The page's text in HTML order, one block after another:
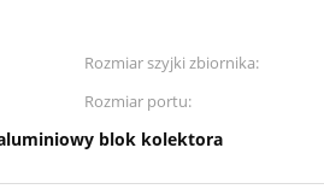
Rozmiar szyjki zbiornika:
Rozmiar portu:
blok kolektora